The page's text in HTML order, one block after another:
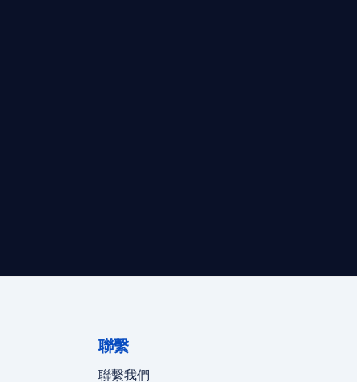
聯繫
聯繫我們